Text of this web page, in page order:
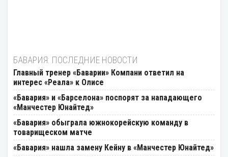
БАВАРИЯ: ПОСЛЕДНИЕ НОВОСТИ
Главный тренер «Баварии» Компани ответил на
интерес «Реала» к Олисе
«Бавария» и «Барселона» поспорят за нападающего
«Манчестер Юнайтед»
«Бавария» обыграла южнокорейскую команду в
товарищеском матче
«Бавария» нашла замену Кейну в «Манчестер Юнайтед»